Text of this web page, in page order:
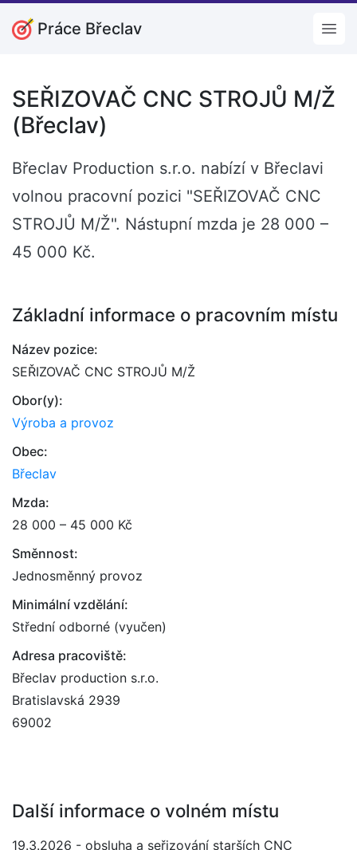
Práce Břeclav
SEŘIZOVAČ CNC STROJŮ M/Ž
(Břeclav)
Břeclav Production s.r.o. nabízí v Břeclavi
volnou pracovní pozici "SEŘIZOVAČ CNC
STROJŮ M/Ž". Nástupní mzda je 28 000 –
45 000 Kč.
Základní informace o pracovním místu
Název pozice:
SEŘIZOVAČ CNC STROJŮ M/Ž
Obor(y):
Výroba a provoz
Obec:
Břeclav
Mzda:
28 000 – 45 000 Kč
Směnnost:
Jednosměnný provoz
Minimální vzdělání:
Střední odborné (vyučen)
Adresa pracoviště:
Břeclav production s.r.o.
Bratislavská 2939
69002
Další informace o volném místu
19.3.2026 - obsluha a seřizování starších CNC